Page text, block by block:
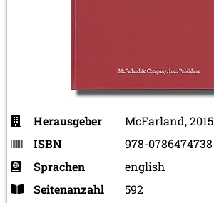
Herausgeber
McFarland, 2015
ISBN
978-0786474738
Sprachen
english
Seitenanzahl
592